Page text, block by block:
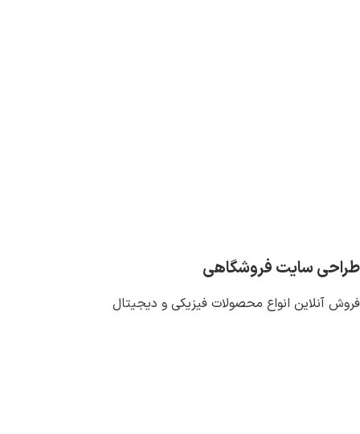
طراحی سایت فروشگاهی
فروش آنلاین انواع محصولات فیزیکی و دیجیتال